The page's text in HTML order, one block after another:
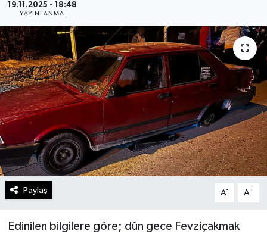
19.11.2025 - 18:48
YAYINLANMA
Paylaş A- A+
Edinilen bilgilere göre; dün gece Fevziçakmak
Gündem
Kültür Sanat
Magazin
Politika
Sağlık
Spor
Teknoloji